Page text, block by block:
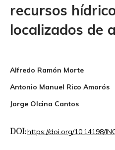
recursos
localizados de
Alfredo Ramón Morte
Antonio Manuel Rico Amorós
Jorge Olcina Cantos
DOI:https://doi.org/10.14198/